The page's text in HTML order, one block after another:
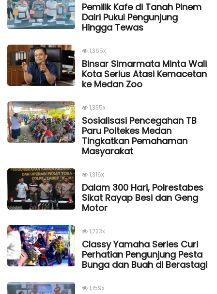
Pemilik Kafe di Tanah Pinem
Dairi Pukul Pengunjung
Hingga Tewas
1,365x
Binsar Simarmata Minta Wali
Kota Serius Atasi Kemacetan
ke Medan Zoo
1,335x
Sosialisasi Pencegahan TB
Paru Poltekes Medan
Tingkatkan Pemahaman
Masyarakat
1,316x
Dalam 300 Hari, Polrestabes
Sikat Rayap Besi dan Geng
Motor
1,223x
Classy Yamaha Series Curi
Perhatian Pengunjung Pesta
Bunga dan Buah di Berastagi
1,159x